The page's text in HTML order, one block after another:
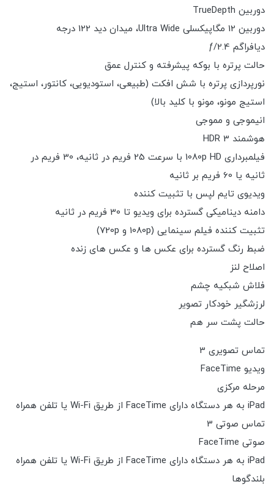
دوربین TrueDepth
دوربین 12 مگاپیکسلی Ultra Wide، میدان دید 122 درجه
دیافراگم ƒ/2.4
حالت پرتره با بوکه پیشرفته و کنترل عمق
نورپردازی پرتره با شش افکت (طبیعی، استودیویی، کانتور، استیج،
استیج مونو، مونو با کلید بالا)
انیموجی و مموجی
هوشمند HDR 3
فیلمبرداری 1080p HD با سرعت 25 فریم در ثانیه، 30 فریم در
ثانیه یا 60 فریم بر ثانیه
ویدیوی تایم لپس با تثبیت کننده
دامنه دینامیکی گسترده برای ویدیو تا 30 فریم در ثانیه
تثبیت کننده فیلم سینمایی (1080p و 720p)
ضبط رنگ گسترده برای عکس ها و عکس های زنده
اصلاح لنز
فلاش شبکیه چشم
لرزشگیر خودکار تصویر
حالت پشت سر هم
تماس تصویری 3
ویدیو FaceTime
مرحله مرکزی
iPad به هر دستگاه دارای FaceTime از طریق Wi-Fi یا تلفن همراه
تماس صوتی 3
صوتی FaceTime
iPad به هر دستگاه دارای FaceTime از طریق Wi-Fi یا تلفن همراه
بلندگوها